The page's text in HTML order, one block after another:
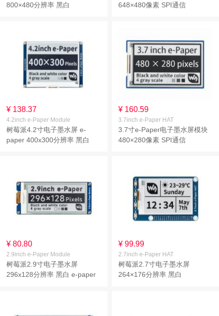
800×480分辨率 黑白
648×480像素 SPI通信
¥ 138.37
4.2inch e-Paper Module
树莓派4.2寸电子墨水屏 e-
paper 400x300分辨率 黑白
¥ 160.59
3.7inch e-Paper HAT
3.7寸e-Paper电子墨水屏模块
480×280像素 SPI通信
¥ 80.80
2.9inch e-Paper Module
树莓派2.9寸电子墨水屏
296x128分辨率 黑白 e-paper
¥ 99.99
2.7inch e-Paper HAT
树莓派2.7寸电子墨水屏
264×176分辨率 黑白